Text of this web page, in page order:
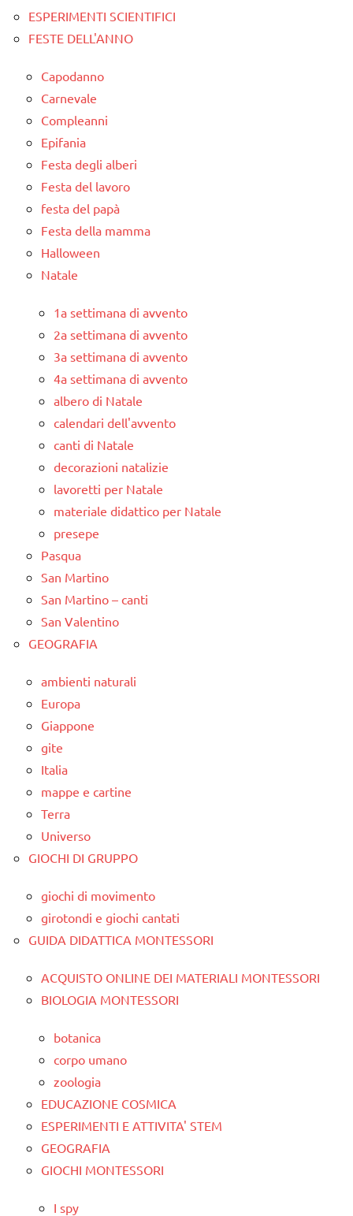
ESPERIMENTI SCIENTIFICI
FESTE DELL'ANNO
Capodanno
Carnevale
Compleanni
Epifania
Festa degli alberi
Festa del lavoro
festa del papà
Festa della mamma
Halloween
Natale
1a settimana di avvento
2a settimana di avvento
3a settimana di avvento
4a settimana di avvento
albero di Natale
calendari dell'avvento
canti di Natale
decorazioni natalizie
lavoretti per Natale
materiale didattico per Natale
presepe
Pasqua
San Martino
San Martino – canti
San Valentino
GEOGRAFIA
ambienti naturali
Europa
Giappone
gite
Italia
mappe e cartine
Terra
Universo
GIOCHI DI GRUPPO
giochi di movimento
girotondi e giochi cantati
GUIDA DIDATTICA MONTESSORI
ACQUISTO ONLINE DEI MATERIALI MONTESSORI
BIOLOGIA MONTESSORI
botanica
corpo umano
zoologia
EDUCAZIONE COSMICA
ESPERIMENTI E ATTIVITA' STEM
GEOGRAFIA
GIOCHI MONTESSORI
I spy